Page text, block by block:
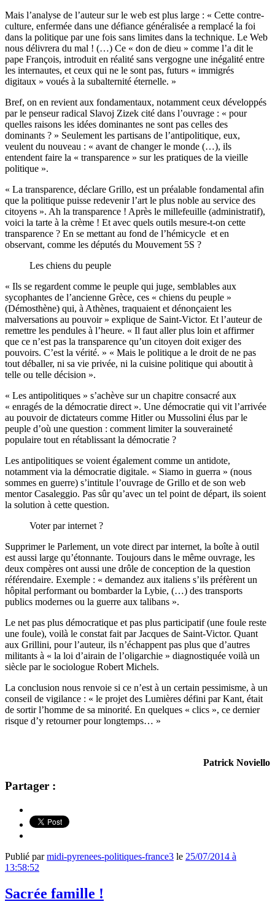
Mais l’analyse de l’auteur sur le web est plus large : « Cette contre-
culture, enfermée dans une défiance généralisée a remplacé la foi
dans la politique par une fois sans limites dans la technique. Le Web
nous délivrera du mal ! (…) Ce « don de dieu » comme l’a dit le
pape François, introduit en réalité sans vergogne une inégalité entre
les internautes, et ceux qui ne le sont pas, futurs « immigrés
digitaux » voués à la subalternité éternelle. »
Bref, on en revient aux fondamentaux, notamment ceux développés
par le penseur radical Slavoj Zizek cité dans l’ouvrage : « pour
quelles raisons les idées dominantes ne sont pas celles des
dominants ? » Seulement les partisans de l’antipolitique, eux,
veulent du nouveau : « avant de changer le monde (…), ils
entendent faire la « transparence » sur les pratiques de la vieille
politique ».
« La transparence, déclare Grillo, est un préalable fondamental afin
que la politique puisse redevenir l’art le plus noble au service des
citoyens ». Ah la transparence ! Après le millefeuille (administratif),
voici la tarte à la crème ! Et avec quels outils mesure-t-on cette
transparence ? En se mettant au fond de l’hémicycle et en
observant, comme les députés du Mouvement 5S ?
Les chiens du peuple
« Ils se regardent comme le peuple qui juge, semblables aux
sycophantes de l’ancienne Grèce, ces « chiens du peuple »
(Démosthène) qui, à Athènes, traquaient et dénonçaient les
malversations au pouvoir » explique de Saint-Victor. Et l’auteur de
remettre les pendules à l’heure. « Il faut aller plus loin et affirmer
que ce n’est pas la transparence qu’un citoyen doit exiger des
pouvoirs. C’est la vérité. » « Mais le politique a le droit de ne pas
tout déballer, ni sa vie privée, ni la cuisine politique qui aboutit à
telle ou telle décision ».
« Les antipolitiques » s’achève sur un chapitre consacré aux
« enragés de la démocratie direct ». Une démocratie qui vit l’arrivée
au pouvoir de dictateurs comme Hitler ou Mussolini élus par le
peuple d’où une question : comment limiter la souveraineté
populaire tout en rétablissant la démocratie ?
Les antipolitiques se voient également comme un antidote,
notamment via la démocratie digitale. « Siamo in guerra » (nous
sommes en guerre) s’intitule l’ouvrage de Grillo et de son web
mentor Casaleggio. Pas sûr qu’avec un tel point de départ, ils soient
la solution à cette question.
Voter par internet ?
Supprimer le Parlement, un vote direct par internet, la boîte à outil
est aussi large qu’étonnante. Toujours dans le même ouvrage, les
deux compères ont aussi une drôle de conception de la question
référendaire. Exemple : « demandez aux italiens s’ils préfèrent un
hôpital performant ou bombarder la Lybie, (…) des transports
publics modernes ou la guerre aux talibans ».
Le net pas plus démocratique et pas plus participatif (une foule reste
une foule), voilà le constat fait par Jacques de Saint-Victor. Quant
aux Grillini, pour l’auteur, ils n’échappent pas plus que d’autres
militants à « la loi d’airain de l’oligarchie » diagnostiquée voilà un
siècle par le sociologue Robert Michels.
La conclusion nous renvoie si ce n’est à un certain pessimisme, à un
conseil de vigilance : « le projet des Lumières défini par Kant, était
de sortir l’homme de sa minorité. En quelques « clics », ce dernier
risque d’y retourner pour longtemps… »
Patrick Noviello
Partager :
Publié parmidi-pyrenees-politiques-france3 le 25/07/2014 à
13:58:52
Sacrée famille !